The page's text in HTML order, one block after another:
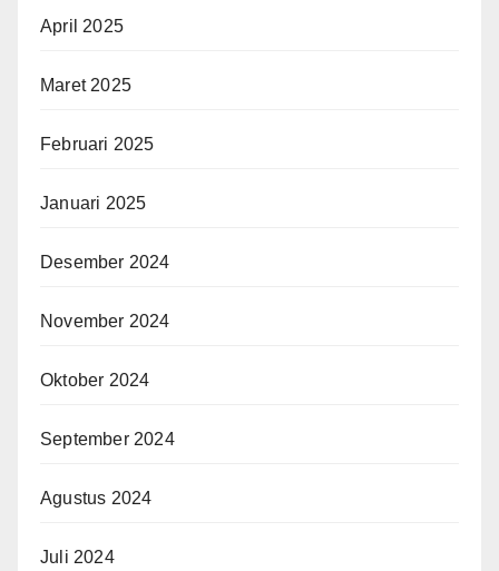
April 2025
Maret 2025
Februari 2025
Januari 2025
Desember 2024
November 2024
Oktober 2024
September 2024
Agustus 2024
Juli 2024